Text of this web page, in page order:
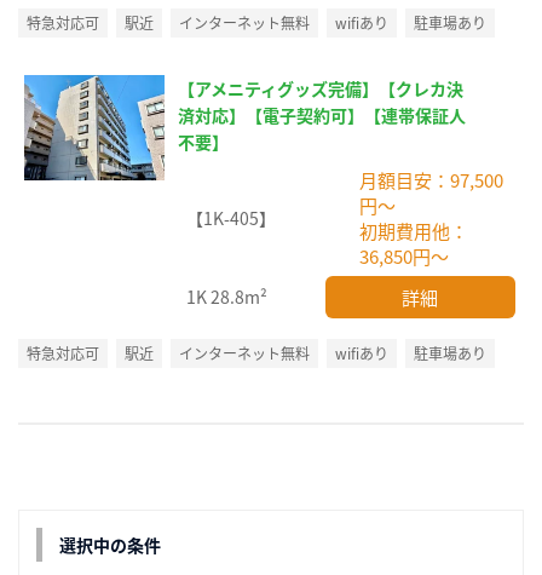
特急対応可 駅近 インターネット無料 wifiあり 駐車場あり
【アメニティグッズ完備】【クレカ決
済対応】【電子契約可】【連帯保証人
不要】
【1K-405】
月額目安：97,500
円～
初期費用他：
36,850円～
1K28.8m² 詳細
特急対応可 駅近 インターネット無料 wifiあり 駐車場あり
選択中の条件